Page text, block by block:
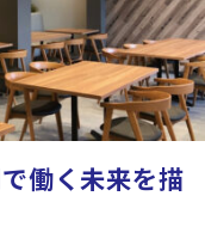
働く未来を描